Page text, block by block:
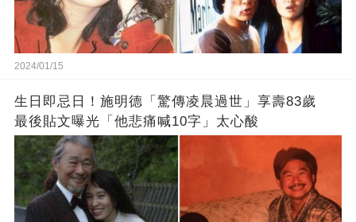
2024/01/15
生日即忌日！施明德「驚傳凌晨過世」享壽83歲
最後貼文曝光「他悲痛喊10字」太心酸